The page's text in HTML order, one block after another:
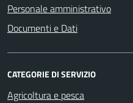
Personale amministrativo
Documenti e Dati
CATEGORIE DI SERVIZIO
Agricoltura e pesca